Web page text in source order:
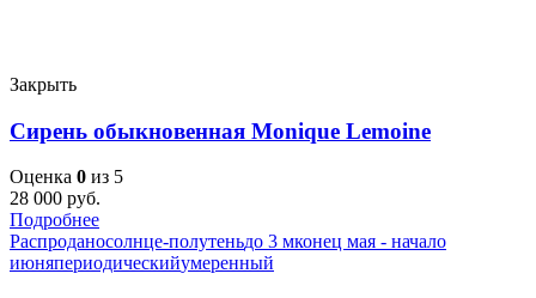
Закрыть
Сирень обыкновенная Monique Lemoine
Оценка 0 из 5
28 000 руб.
Подробнее
Распроданосолнце-полутеньдо 3 мконец мая - начало
июняпериодическийумеренный